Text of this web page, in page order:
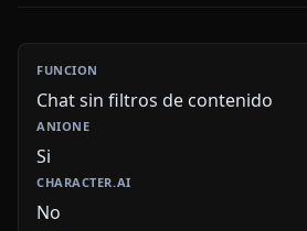
Chat sin filtros de contenido
Si
No